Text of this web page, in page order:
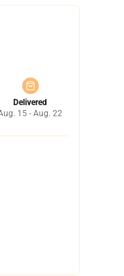
Delivered
15 - Aug. 22